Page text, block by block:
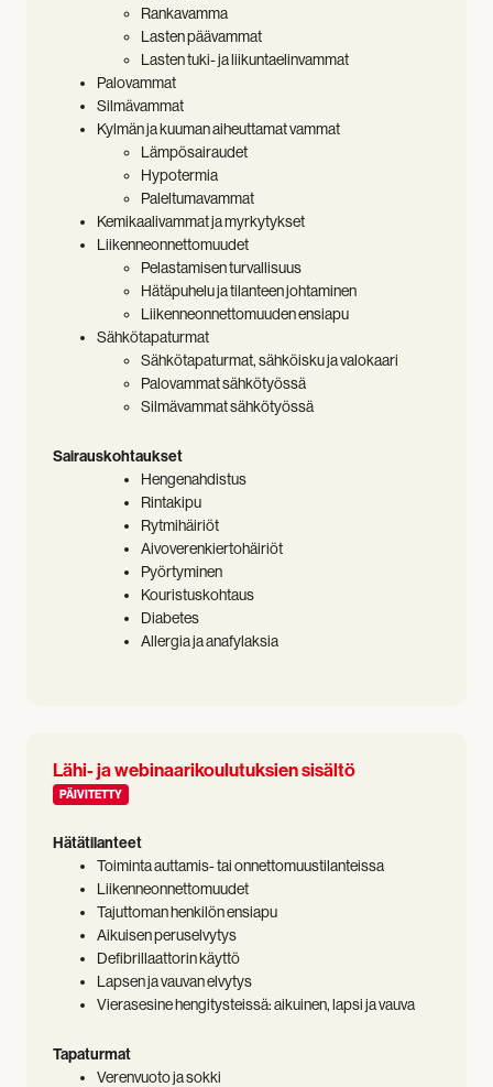
Rankavamma
Lasten päävammat
Lasten tuki- ja liikuntaelinvammat
Palovammat
Silmävammat
Kylmän ja kuuman aiheuttamat vammat
Lämpösairaudet
Hypotermia
Paleltumavammat
Kemikaalivammat ja myrkytykset
Liikenneonnettomuudet
Pelastamisen turvallisuus
Hätäpuhelu ja tilanteen johtaminen
Liikenneonnettomuuden ensiapu
Sähkötapaturmat
Sähkötapaturmat, sähköisku ja valokaari
Palovammat sähkötyössä
Silmävammat sähkötyössä
Sairauskohtaukset
Hengenahdistus
Rintakipu
Rytmihäiriöt
Aivoverenkiertohäiriöt
Pyörtyminen
Kouristuskohtaus
Diabetes
Allergia ja anafylaksia
Lähi- ja webinaarikoulutuksien sisältö
PÄIVITETTY
Hätätilanteet
Toiminta auttamis- tai onnettomuustilanteissa
Liikenneonnettomuudet
Tajuttoman henkilön ensiapu
Aikuisen peruselvytys
Defibrillaattorin käyttö
Lapsen ja vauvan elvytys
Vierasesine hengitysteissä: aikuinen, lapsi ja vauva
Tapaturmat
Verenvuoto ja sokki